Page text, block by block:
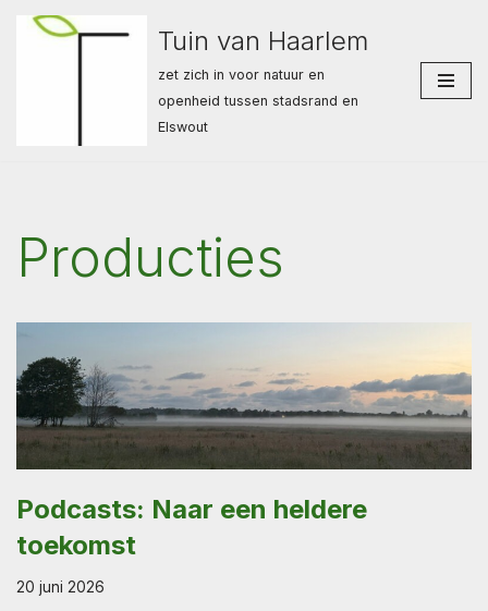
Tuin van Haarlem
zet zich in voor natuur en
openheid tussen stadsrand en
Elswout
Producties
Podcasts: Naar een heldere
toekomst
20 juni 2026